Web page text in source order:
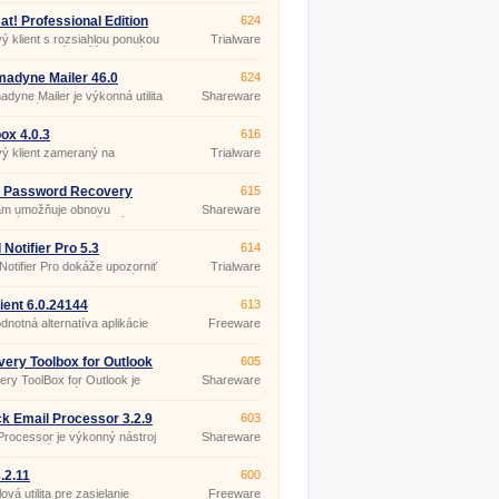
Professional Edition
klient s rozsiahlou ponukou
s prehľadným užívateľským
624
Trialware
Mailer 46.0
Mailer je výkonná utilita
práce s
624
Shareware
4.0.3
klient zameraný na
efektivitu a jednoduchosť
pošty.
616
Trialware
Password Recovery
2.1
umožňuje obnovu
hesiel k poštovým
Bat!, Becky, IncrediMail,
Group Mail Free,
Forte Agent, Mail.
615
Shareware
Notifier Pro 5.3
Pro dokáže upozorniť
novej emailovej správy
614
Trialware
6.0.24144
alternatíva aplikácie
613
Freeware
Toolbox for Outlook
ToolBox for Outlook je
na obnovu dát z
605
Shareware
Email Processor 3.2.9
je výkonný nástroj
spracovanie
aj IMAP), napr.
603
Shareware
utilita pre zasielanie
600
Freeware